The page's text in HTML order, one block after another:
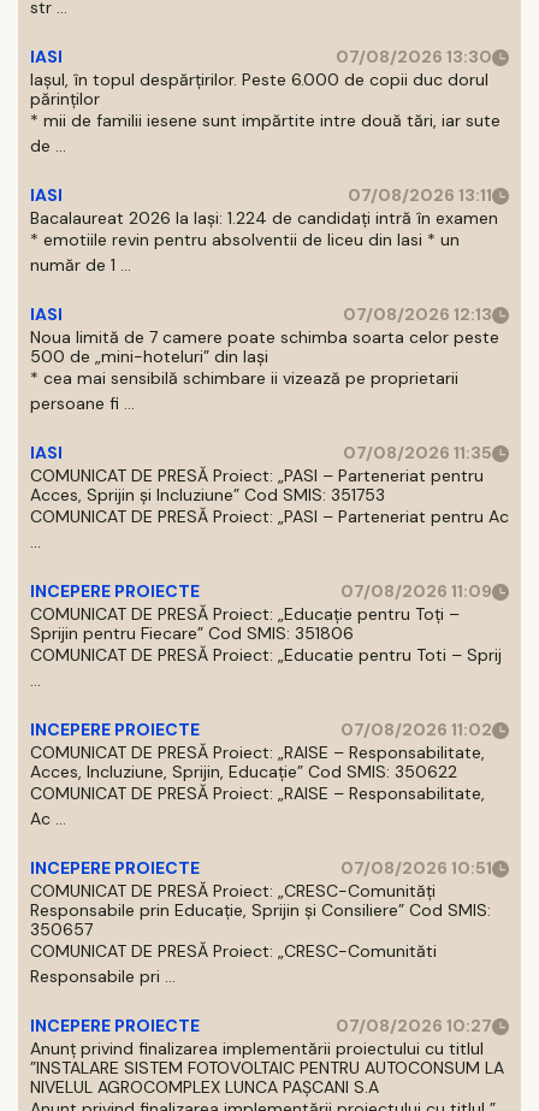
str ...
IASI
07/08/2026 13:30
Iașul, în topul despărțirilor. Peste 6.000 de copii duc dorul
părinților
* mii de familii iesene sunt impărtite intre două tări, iar sute
de ...
IASI
07/08/2026 13:11
Bacalaureat 2026 la Iași: 1.224 de candidați intră în examen
* emotiile revin pentru absolventii de liceu din Iasi * un
număr de 1 ...
IASI
07/08/2026 12:13
Noua limită de 7 camere poate schimba soarta celor peste
500 de „mini-hoteluri” din Iași
* cea mai sensibilă schimbare ii vizează pe proprietarii
persoane fi ...
IASI
07/08/2026 11:35
COMUNICAT DE PRESĂ Proiect: „PASI – Parteneriat pentru
Acces, Sprijin și Incluziune” Cod SMIS: 351753
COMUNICAT DE PRESĂ Proiect: „PASI – Parteneriat pentru Ac
...
INCEPERE PROIECTE
07/08/2026 11:09
COMUNICAT DE PRESĂ Proiect: „Educație pentru Toți –
Sprijin pentru Fiecare” Cod SMIS: 351806
COMUNICAT DE PRESĂ Proiect: „Educatie pentru Toti – Sprij
...
INCEPERE PROIECTE
07/08/2026 11:02
COMUNICAT DE PRESĂ Proiect: „RAISE – Responsabilitate,
Acces, Incluziune, Sprijin, Educație” Cod SMIS: 350622
COMUNICAT DE PRESĂ Proiect: „RAISE – Responsabilitate,
Ac ...
INCEPERE PROIECTE
07/08/2026 10:51
COMUNICAT DE PRESĂ Proiect: „CRESC-Comunități
Responsabile prin Educație, Sprijin și Consiliere” Cod SMIS:
350657
COMUNICAT DE PRESĂ Proiect: „CRESC-Comunităti
Responsabile pri ...
INCEPERE PROIECTE
07/08/2026 10:27
Anunț privind finalizarea implementării proiectului cu titlul
”INSTALARE SISTEM FOTOVOLTAIC PENTRU AUTOCONSUM LA
NIVELUL AGROCOMPLEX LUNCA PAȘCANI S.A